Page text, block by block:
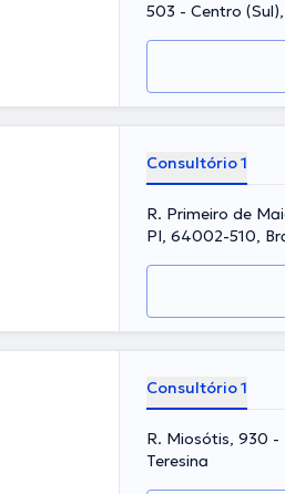
503 - Centro
Consultório 1
R. Primeiro de
PI, 64002-510,
Consultório 1
R. Miosótis, 930 -
Teresina